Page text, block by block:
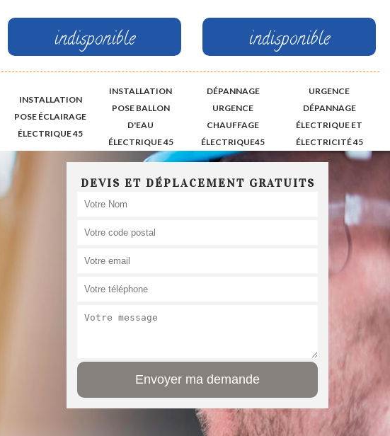
indisponible indisponible
INSTALLATION
POSE ÉCLAIRAGE
ÉLECTRIQUE 45
INSTALLATION
POSE BALLON
D'EAU
ÉLECTRIQUE 45
DÉPANNAGE
URGENCE
CHAUFFAGE
ÉLECTRIQUE45
URGENCE
DÉPANNAGE
ÉLECTRIQUE ET
ÉLECTRICITÉ 45
DEVIS ET DÉPLACEMENT GRATUITS